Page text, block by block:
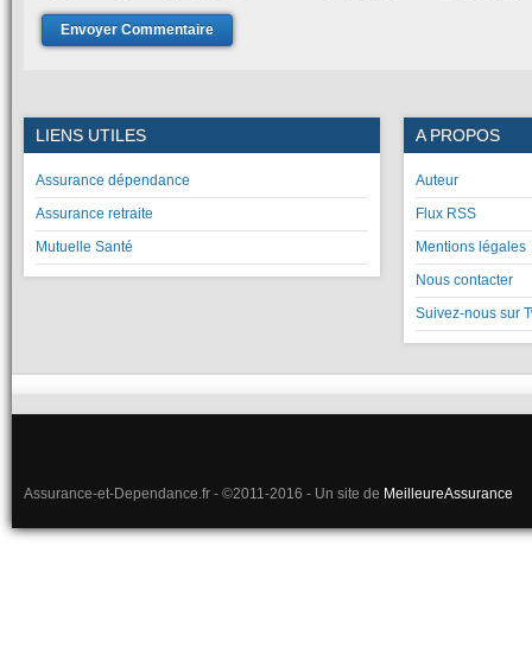
LIENS UTILES
Assurance dépendance
Assurance retraite
Mutuelle Santé
A PROPOS
Auteur
Flux RSS
Mentions légales
Nous contacter
Suivez-nous sur
Assurance-et-Dependance.fr - ©2011-2016 - Un site de MeilleureAssurance